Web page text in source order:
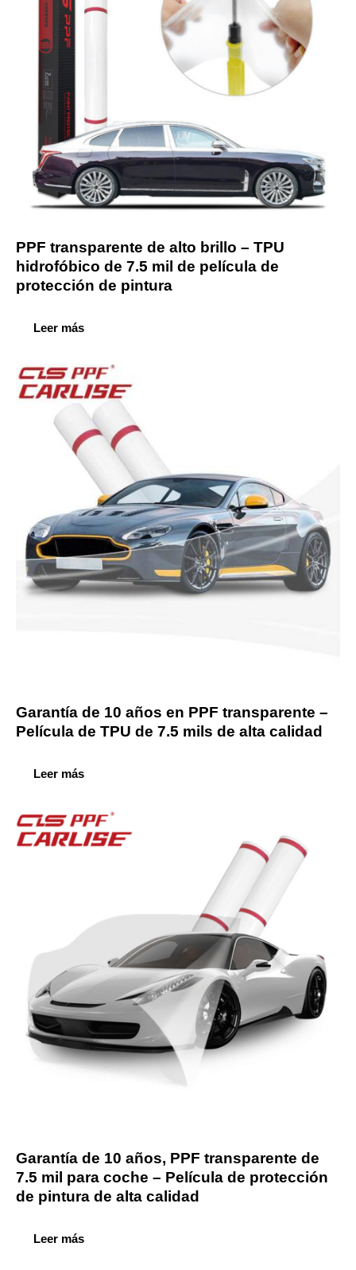
PPF transparente de alto brillo – TPU
hidrofóbico de 7.5 mil de película de
protección de pintura
Leer más
Garantía de 10 años en PPF transparente –
Película de TPU de 7.5 mils de alta calidad
Leer más
Garantía de 10 años, PPF transparente de
7.5 mil para coche – Película de protección
de pintura de alta calidad
Leer más